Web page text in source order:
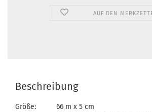
AUF DEN
Beschreibung
Größe: 66 m x 5 cm